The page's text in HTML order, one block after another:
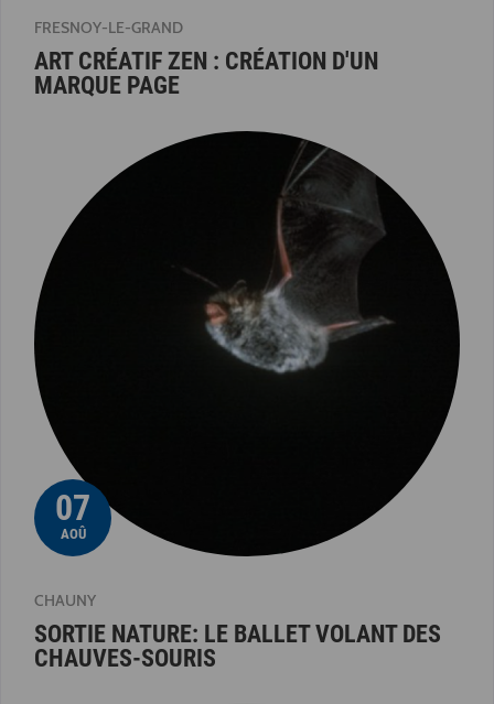
FRESNOY-LE-GRAND
ART CRÉATIF ZEN : CRÉATION D'UN
MARQUE PAGE
07
AOÛ
CHAUNY
SORTIE NATURE: LE BALLET VOLANT DES
CHAUVES-SOURIS